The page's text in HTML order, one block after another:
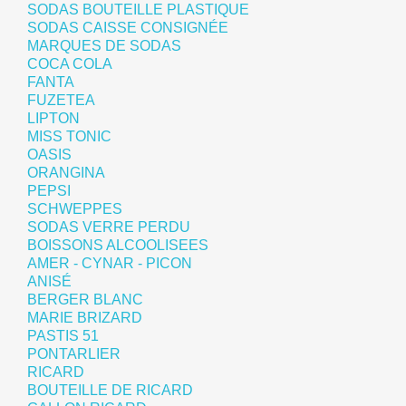
SODAS BOUTEILLE PLASTIQUE
SODAS CAISSE CONSIGNÉE
MARQUES DE SODAS
COCA COLA
FANTA
FUZETEA
LIPTON
MISS TONIC
OASIS
ORANGINA
PEPSI
SCHWEPPES
SODAS VERRE PERDU
BOISSONS ALCOOLISEES
AMER - CYNAR - PICON
ANISÉ
BERGER BLANC
MARIE BRIZARD
PASTIS 51
PONTARLIER
RICARD
BOUTEILLE DE RICARD